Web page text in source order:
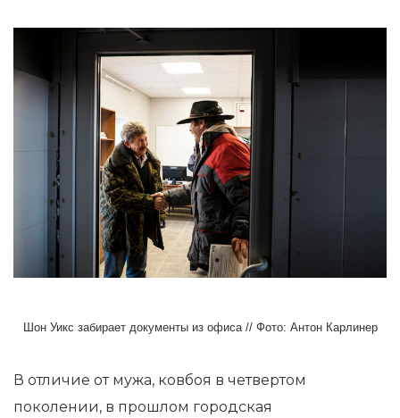
Шон Уикс забирает документы из офиса // Фото: Антон Карлинер
В отличие от мужа, ковбоя в четвертом
поколении, в прошлом городская